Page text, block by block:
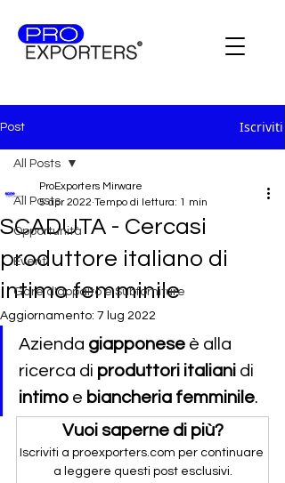
Post Iscriviti
All Posts
Opportunità
Eventi
Gare d'appalto e Subforniture
All Posts
SCADUTA - Cercasi
produttore italiano di
intimo femminile
ProExporters Mirware
5 apr 2022 Tempo di lettura: 1 min
Aggiornamento: 7 lug 2022
Azienda giapponese è alla
ricerca di produttori italiani di
intimo e biancheria femminile.
Vuoi saperne di più?
Iscriviti a proexporters.com per continuare
a leggere questi post esclusivi.